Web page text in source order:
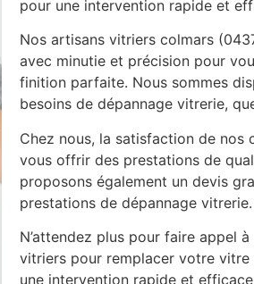
pour une intervention rapide et
Nos artisans vitriers colmars
avec minutie et précision pour
finition parfaite. Nous sommes
besoins de dépannage vitrerie,
Chez nous, la satisfaction de nos
vous offrir des prestations de
proposons également un devis
prestations de dépannage vitrerie.
N’attendez plus pour faire appel
vitriers pour remplacer votre
une intervention rapide et